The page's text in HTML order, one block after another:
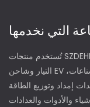
التي نخدمها
تُستخدم منتجات SZDEHENG من محولات التيار المخصصة ومستشعر
التيار وشاحن EV المحمول على نطاق واسع في العديد من الصناعات،
إمداد وتوزيع الطاقة
والأدوات والعدادات